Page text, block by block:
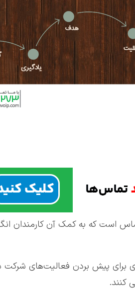
است که به کمک آن‌ کارمندان
برای پیش بردن فعالیت‌های
کنند.